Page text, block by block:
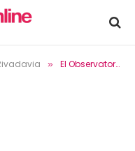
» El Observatorio del Golfo San Jorge avanza con nuevas estaciones de monitoreo